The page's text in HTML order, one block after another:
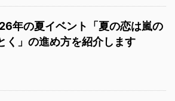
年の夏イベント「夏の恋は嵐の
く」の進め方を紹介します